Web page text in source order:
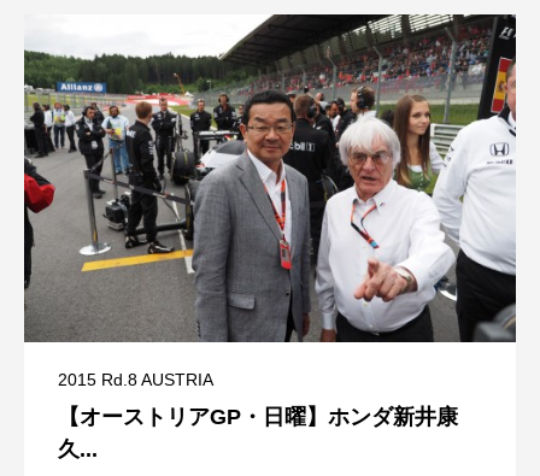
2015 Rd.8 AUSTRIA
【オーストリアGP・日曜】ホンダ新井康
久...